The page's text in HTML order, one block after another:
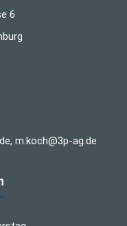
6
m.koch@3p-ag.de